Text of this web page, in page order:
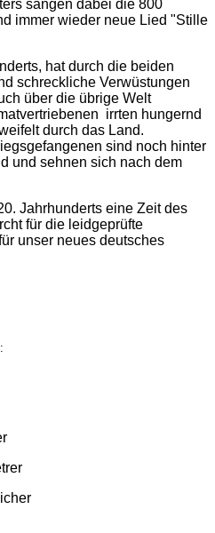
sangen dabei die 800
immer wieder neue Lied "Stille
hat durch die beiden
schreckliche Verwüstungen
über die übrige Welt
irrten hungernd
durch das Land.
sind noch hinter
und sehnen sich nach dem
Jahrhunderts eine Zeit des
für die leidgeprüfte
unser neues deutsches